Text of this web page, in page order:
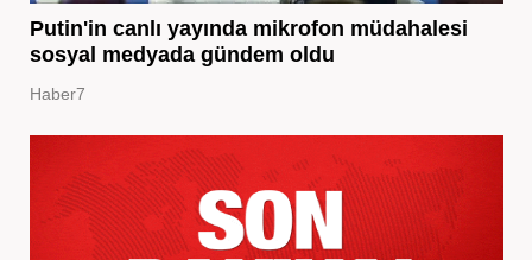
Putin'in canlı yayında mikrofon müdahalesi
sosyal medyada gündem oldu
Haber7